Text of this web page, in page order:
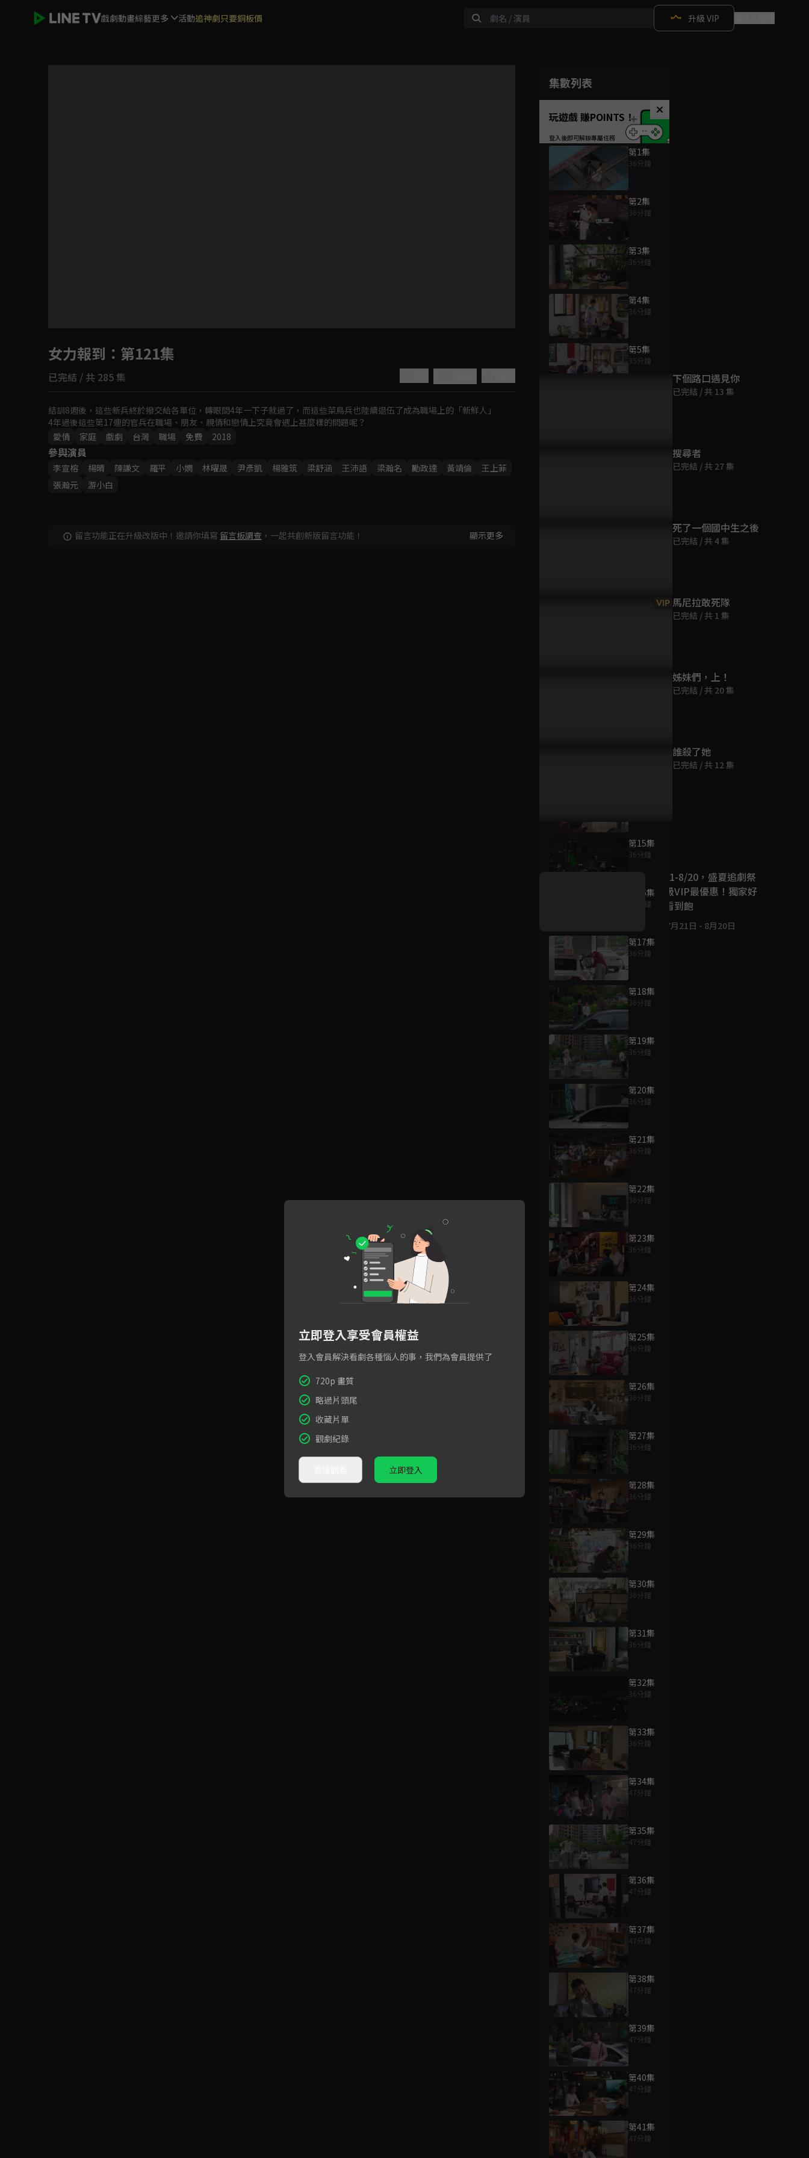
戲劇動畫綜藝更多 活動追神劇只要銅板價 升級 VIP
Play
如有不便請見諒
回首頁
集數列表
玩遊戲 賺POINTS！
第1集
36分鐘
第2集
36分鐘
第3集
36分鐘
第4集
36分鐘
第5集
35分鐘
第15集
36分鐘
第16集
36分鐘
第17集
36分鐘
第18集
36分鐘
第19集
36分鐘
第20集
36分鐘
第21集
36分鐘
第22集
36分鐘
第23集
36分鐘
第24集
36分鐘
第25集
36分鐘
第26集
36分鐘
第27集
36分鐘
第28集
36分鐘
第29集
36分鐘
第30集
36分鐘
第31集
36分鐘
第32集
36分鐘
第33集
36分鐘
第34集
47分鐘
第35集
47分鐘
第36集
47分鐘
第37集
47分鐘
第38集
47分鐘
第39集
47分鐘
第40集
47分鐘
第41集
47分鐘
女力報到 ：第121集
已完結 / 共 285 集
結訓8週後，這些新兵終於撥交給各單位，轉眼間4年一下子就過了，而這些菜鳥兵也陸續退伍了成為職場上的「新鮮人」
4年過後這些第17連的官兵在職場、朋友、親情和戀情上究竟會遇上甚麼樣的問題呢？
愛情
家庭 戲劇 台灣 職場 免費 2018
參與演員
李宣榕 楊晴 ‬陳謙文 羅平 小嫻 林曜晟 尹彥凱 楊雅筑 梁舒涵 王沛語 梁瀚名 勵政達 黃靖倫
王上菲
張瀚元
游小白
留言功能正在升級改版中！邀請你填寫 留言板調查 ，一起共創新版留言功能！ 顯示更多
為您推薦
下個路口遇見你
已完結 / 共 13 集
搜尋者
已完結 / 共 27 集
死了一個國中生之後
已完結 / 共 4 集
VIP 馬尼拉敢死隊
已完結 / 共 1 集
姊妹們，上！
已完結 / 共 20 集
誰殺了她
已完結 / 共 12 集
好康資訊
7/21-8/20，盛夏追劇祭
升級VIP最優惠！獨家好
戲看到飽
7月21日 - 8月20日
立即登入享受會員權益
登入會員解決看劇各種惱人的事，我們為會員提供了
720p 畫質
略過片頭尾
收藏片單
觀劇紀錄
立即登入